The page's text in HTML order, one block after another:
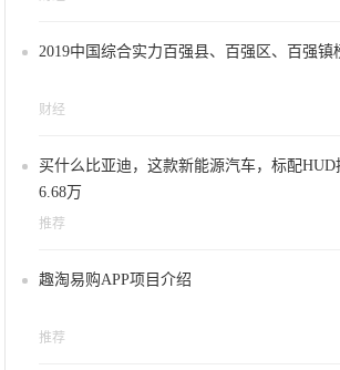
2019中国综合实力百强县、百强区、百强镇
财经
买什么比亚迪，这款新能源汽车，标配
6.68万
推荐
趣淘易购APP项目介绍
推荐